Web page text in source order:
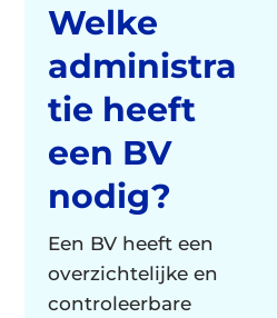
Welke
administra
tie heeft
een BV
nodig?
Een BV heeft een
overzichtelijke en
controleerbare